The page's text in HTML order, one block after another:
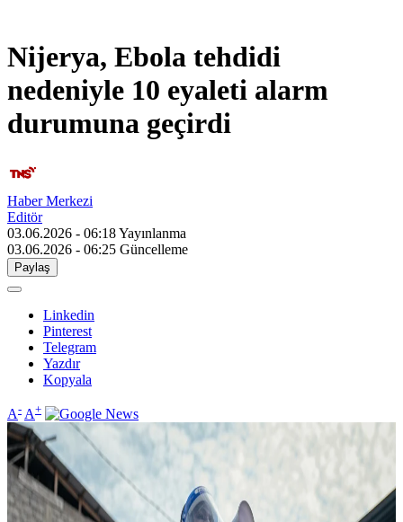
Nijerya, Ebola tehdidi
nedeniyle 10 eyaleti alarm
durumuna geçirdi
Haber Merkezi
Editör
03.06.2026 - 06:18Yayınlanma
03.06.2026 - 06:25 Güncelleme
Paylaş
Linkedin
Pinterest
Telegram
Yazdır
Kopyala
A- A+